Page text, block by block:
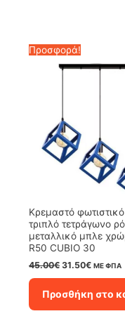
Προσφορά!
Κρεμαστό
τριπλό τετράγωνο
μεταλλικό μπλε
R50 CUBIO 30
45.00€ Original
price
45.00€.
31.50€Η
είναι:
31.50€.
ΜΕ ΦΠΑ
Προσθήκη στο